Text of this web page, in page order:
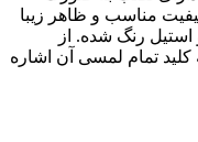
متر. با کیفیت مناسب و ظاهر زیبا
رنگ شده. از
تمام لمسی آن اشاره